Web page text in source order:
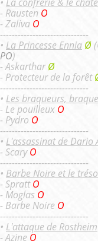
- Rausten O
- Zaliva O
------------------------------
• La Princesse Ennia Ø
PO)
- AskartharØ
- Protecteur de la forêt
------------------------------
• Les braqueurs,
- Le pouilleux O
- Pydro O
------------------------------
• L'assassinat de Dario
- ScaryO
------------------------------
• Barbe Noire et le
- SprattO
- Moglas O
- Barbe Noire O
------------------------------
• L'attaque de Rostheim
- Azine O